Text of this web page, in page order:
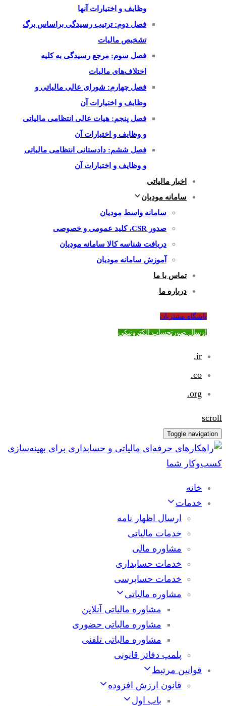
وظایف و اختیارات آنها
فصل دوم: ترتیب رسیدگی براساس برگ
تشخیص مالیات
فصل سوم: مرجع رسیدگی به کلیه
اختلاف‌های مالیات
فصل چهارم: شورای عالی مالیاتی و
وظایف و اختیارات آن
فصل پنجم: هیات عالی انتظامی مالیاتی
و وظایف و اختیارات آن
فصل ششم: دادستانی انتظامی مالیاتی
و وظایف و اختیارات آن
اخبار مالیاتی
سامانه مودیان
سامانه واسط مودیان
صدور CSR، کلید عمومی و خصوصی
دریافت شناسه کالا سامانه مودیان
آموزش سامانه مودیان
تماس با ما
درباره ما
باشگاه مشتریان
ارسال صورتحساب الکترونیکی
ir.
co.
org.
scroll
Toggle navigation
خانه
خدمات
ارسال اظهار نامه
خدمات مالیاتی
مشاوره مالی
خدمات حسابداری
خدمات حسابرسی
مشاوره مالیاتی
مشاوره مالیاتی آنلاین
مشاوره مالیاتی حضوری
مشاوره مالیاتی تلفنی
پلمپ دفاتر قانونی
قوانین مرتبط
قانون ارزش افزوده
باب اول